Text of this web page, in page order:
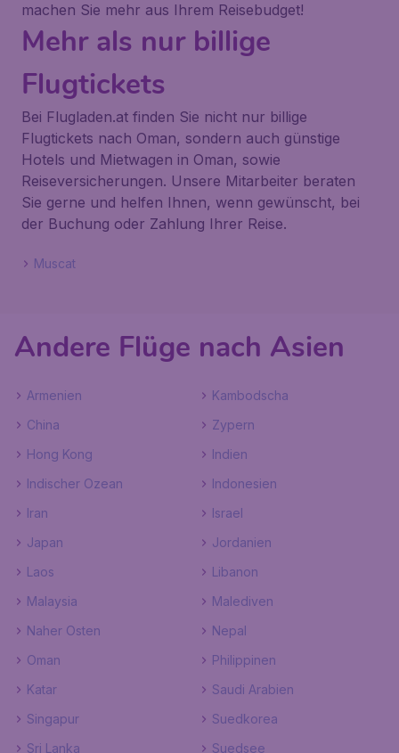
machen Sie mehr aus Ihrem Reisebudget!
Mehr als nur billige
Flugtickets
Bei Flugladen.at finden Sie nicht nur billige
Flugtickets nach Oman, sondern auch günstige
Hotels und Mietwagen in Oman, sowie
Reiseversicherungen. Unsere Mitarbeiter beraten
Sie gerne und helfen Ihnen, wenn gewünscht, bei
der Buchung oder Zahlung Ihrer Reise.
Muscat
Andere Flüge nach Asien
Armenien
Kambodscha
China
Zypern
Hong Kong
Indien
Indischer Ozean
Indonesien
Iran
Israel
Japan
Jordanien
Laos
Libanon
Malaysia
Malediven
Naher Osten
Nepal
Oman
Philippinen
Katar
Saudi Arabien
Singapur
Suedkorea
Sri Lanka
Suedsee